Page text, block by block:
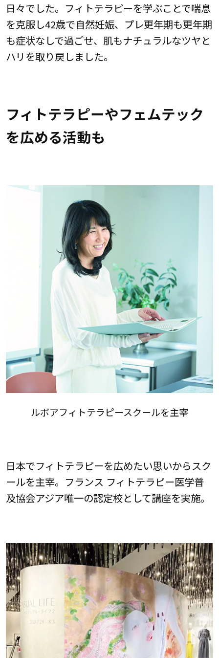
日々でした。フィトテラピーを学ぶことで喘息
を克服し42歳で自然妊娠、プレ更年期も更年期
も症状なしで過ごせ、肌もナチュラルなツヤと
ハリを取り戻しました。
フィトテラピーやフェムテック
を広める活動も
ルボアフィトテラピースクールを主宰
日本でフィトテラピーを広めたい思いからスク
ールを主宰。フランス フィトテラピー医学普
及協会アジア唯一の認定校として講座を実施。